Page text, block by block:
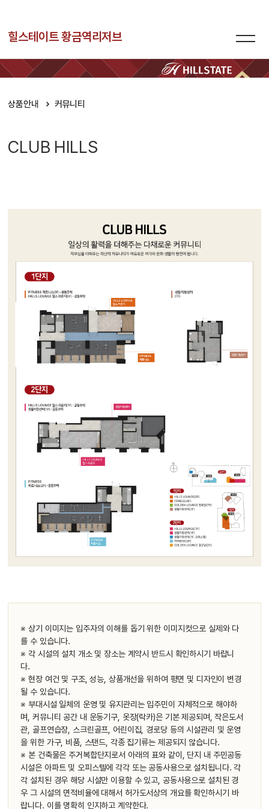
힐스테이트 황금역리저브
상품안내 커뮤니티
CLUB HILLS
※ 상기 이미지는 입주자의 이해를 돕기 위한 이미지컷으로 실제와 다
를 수 있습니다.
※ 각 시설의 설치 개소 및 장소는 계약시 반드시 확인하시기 바랍니
다.
※ 현장 여건 및 구조, 성능, 상품개선을 위하여 평면 및 디자인이 변경
될 수 있습니다.
※ 부대시설 일체의 운영 및 유지관리는 입주민이 자체적으로 해야하
며, 커뮤니티 공간 내 운동기구, 옷장(락카)은 기본 제공되며, 작은도서
관, 골프연습장, 스크린골프, 어린이집, 경로당 등의 시설관리 및 운영
을 위한 가구, 비품, 스탠드, 각종 집기류는 제공되지 않습니다.
※ 본 건축물은 주거복합단지로서 아래의 표와 같이, 단지 내 주민공동
시설은 아파트 및 오피스텔에 각각 또는 공동사용으로 설치됩니다. 각
각 설치된 경우 해당 시설만 이용할 수 있고, 공동사용으로 설치된 경
우 그 시설의 면적비율에 대해서 허가도서상의 개요를 확인하시기 바
랍니다. 이를 명확히 인지하고 계약한다.